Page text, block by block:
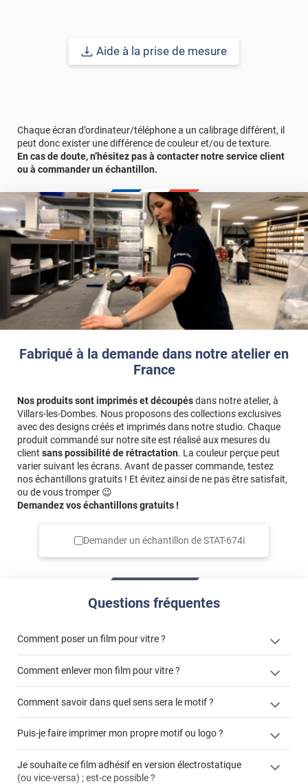
Fabriqué à la demande dans notre atelier en
France
Nos produits sont imprimés et découpésdans notre atelier, à
Villars-les-Dombes. Nous proposons des collections exclusives
avec des designs créés et imprimés dans notre studio. Chaque
produit commandé sur notre site est réalisé aux mesures du
client sans possibilité de rétractation. La couleur perçue peut
varier suivant les écrans. Avant de passer commande, testez
nos échantillons gratuits ! Et évitez ainsi de ne pas être satisfait,
ou de vous tromper 😉
Demandez vos échantillons gratuits !
Demander un échantillon deSTAT-674i
Questions fréquentes
Comment poser un film pour vitre ?
cet article
cet
article
Comment enlever mon film pour vitre ?
enlever et stocker
Comment savoir dans quel sens sera le motif ?
Puis-je faire imprimer mon propre motif ou logo ?
personnaliser
Je souhaite ce film adhésif en version électrostatique
(ou vice-versa) ; est-ce possible ?
Aide à la prise de mesure
Chaque écran d’ordinateur/téléphone a un calibrage différent, il
peut donc exister une différence de couleur et/ou de texture.
En cas de doute, n’hésitez pas à contacter notre service client
ou à commander un échantillon.